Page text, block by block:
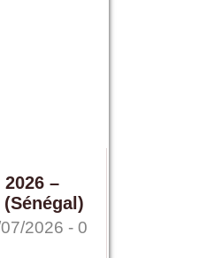
–
2026 - 0